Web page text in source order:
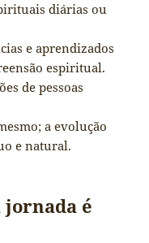
diárias ou
e aprendizados
espiritual.
de pessoas
a evolução
e natural.
jornada é